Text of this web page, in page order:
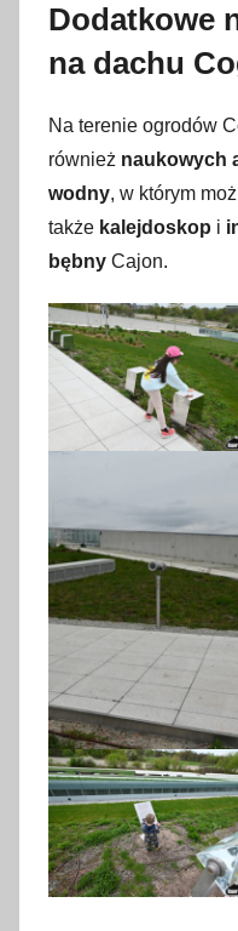
Dodatkowe
na dachu
Na terenie ogrodów
również naukowych
wodny, w którym
także kalejdoskop i
bębny Cajon.